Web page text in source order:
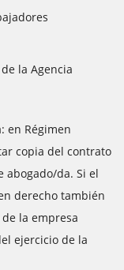
la Agencia
en Régimen
copia del contrato
abogado/da. Si el
derecho también
la empresa
ejercicio de la